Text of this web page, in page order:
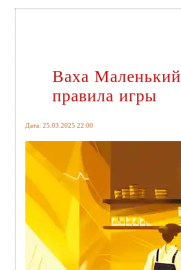
Ваха
правила игры
Дата: 25.03.2025 22:00